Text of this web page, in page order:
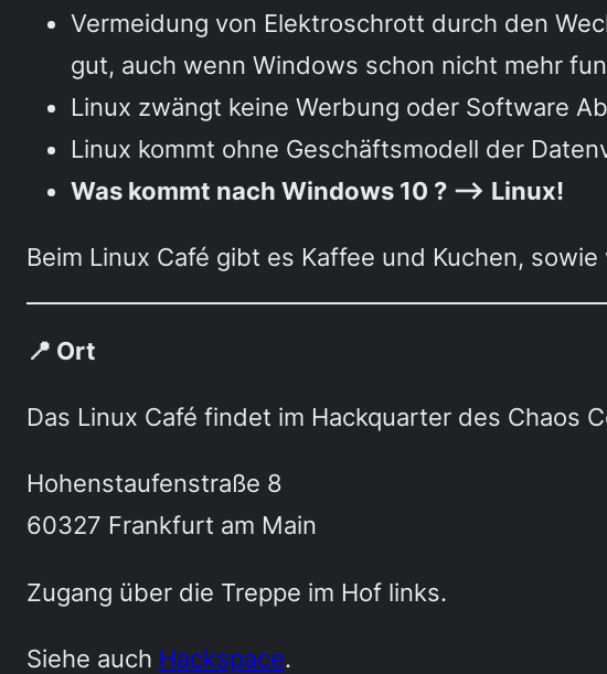
Vermeidung von Elektroschrott durch den
gut, auch wenn Windows schon nicht mehr
Linux zwängt keine Werbung oder Software
Linux kommt ohne Geschäftsmodell der
Was kommt nach Windows 10 ? —> Linux!
Beim Linux Café gibt es Kaffee und Kuchen,
📍 Ort
Das Linux Café findet im Hackquarter des Chaos
Hohenstaufenstraße 8
60327 Frankfurt am Main
Zugang über die Treppe im Hof links.
Siehe auch Hackspace.